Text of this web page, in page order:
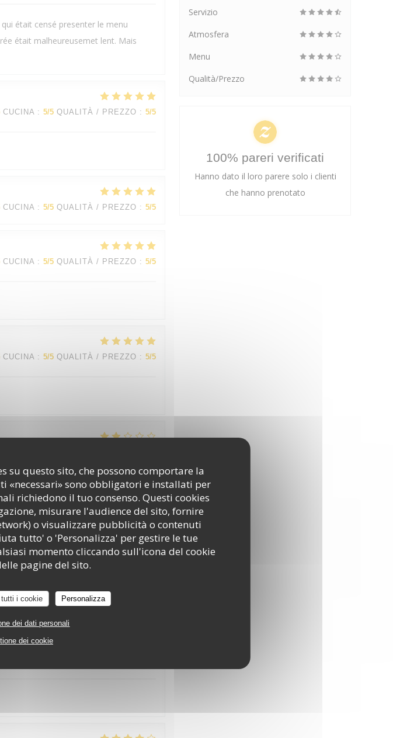
su questo sito, che possono comportare la
«necessari» sono obbligatori e installati per
richiedono il tuo consenso. Questi cookies
misurare l'audience del sito, fornire
o visualizzare pubblicità o contenuti
tutto' o 'Personalizza' per gestire le tue
momento cliccando sull'icona del cookie
pagine del sito.
tutti i cookie Personalizza
dei dati personali
dei cookie
était censé presenter le menu
était malheureusemet lent. Mais
CUCINA : 5/5 QUALITÀ / PREZZO : 5/5
CUCINA : 5/5 QUALITÀ / PREZZO : 5/5
CUCINA : 5/5 QUALITÀ / PREZZO : 5/5
CUCINA : 5/5 QUALITÀ / PREZZO : 5/5
la qualité des aliments la qualité de la
CUCINA: 5/5 QUALITÀ / PREZZO
Servizio
Atmosfera
Menu
Qualità/Prezzo
100% pareri verificati
Hanno dato il loro parere solo i clienti
che hanno prenotato